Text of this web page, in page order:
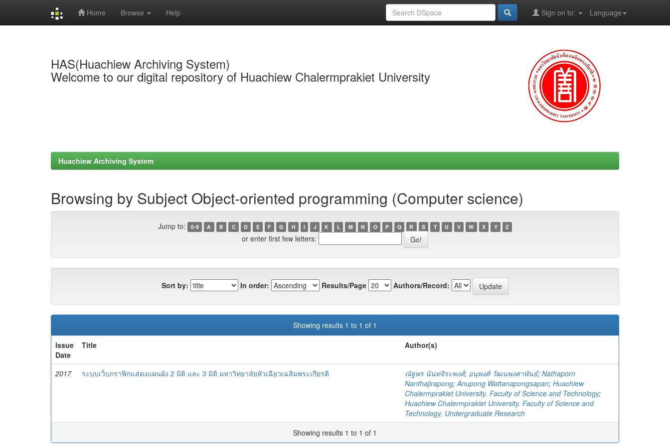
Home Browse Help Language
Sign on to:
HAS(Huachiew Archiving System)
Welcome to our digital repository of Huachiew Chalermprakiet University
Huachiew Archiving System
Browsing by Subject Object-oriented programming (Computer science)
Jump to: 0-9 A B C D E F G H I J K L M N O P Q R S T U V W X Y Z
or enter first few letters:
Sort by: In order: Results/Page Authors/Record:
Showing results 1 to 1 of 1
Issue
Date
Title Author(s)
2017 ระบบเว็บกราฟิกแสดงแผนผัง 2 มิติ และ 3 มิติ มหาวิทยาลัยหัวเฉียวเฉลิมพระเกียรติ ณัฐพร นันทจิระพงศ์; อนุพงศ์ วัฒนพงศาพันธ์; Nathaporn
Nanthajirapong;Anupong Wattanapongsapan; Huachiew
Chalermprakiet University. Faculty of Science and Technology;
Huachiew Chalermprakiet University. Faculty of Science and
Technology. Undergraduate Research
Showing results 1 to 1 of 1